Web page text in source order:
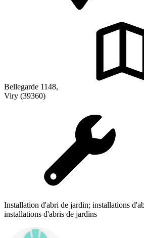
Bellegarde 1148,
Viry (39360)
Installation d'abri de jardin; installations
installations d'abris de jardins